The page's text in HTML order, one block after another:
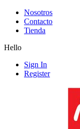
Nosotros
Contacto
Tienda
Hello
Sign In
Register